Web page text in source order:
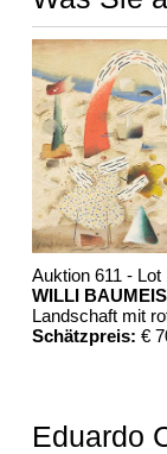
Auktion 611 - Lot
WILLI
Schätzpreis: €
Eduardo